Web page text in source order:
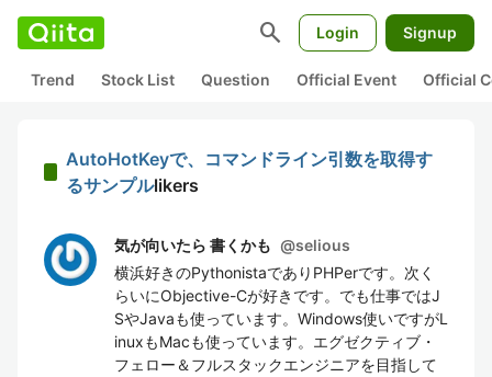
search Login Signup
Trend Stock List Question Official Event Official
AutoHotKeyで、コマンドライン引数を取得す
るサンプルlikers
気が向いたら 書くかも @selious
横浜好きのPythonistaでありPHPerです。次く
らいにObjective-Cが好きです。でも仕事ではJ
SやJavaも使っています。Windows使いですがL
inuxもMacも使っています。エグゼクティブ・
フェロー＆フルスタックエンジニアを目指して